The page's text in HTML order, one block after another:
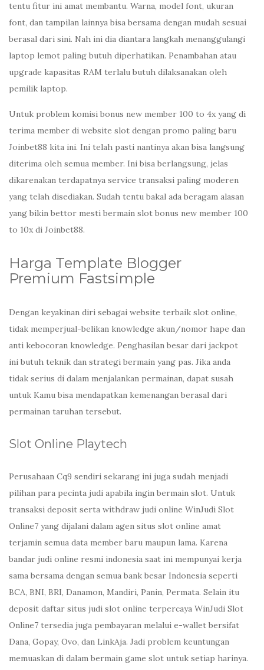
tentu fitur ini amat membantu. Warna, model font, ukuran
font, dan tampilan lainnya bisa bersama dengan mudah sesuai
berasal dari sini. Nah ini dia diantara langkah menanggulangi
laptop lemot paling butuh diperhatikan. Penambahan atau
upgrade kapasitas RAM terlalu butuh dilaksanakan oleh
pemilik laptop.
Untuk problem komisi bonus new member 100 to 4x yang di
terima member di website slot dengan promo paling baru
Joinbet88 kita ini. Ini telah pasti nantinya akan bisa langsung
diterima oleh semua member. Ini bisa berlangsung, jelas
dikarenakan terdapatnya service transaksi paling moderen
yang telah disediakan. Sudah tentu bakal ada beragam alasan
yang bikin bettor mesti bermain slot bonus new member 100
to 10x di Joinbet88.
Harga Template Blogger
Premium Fastsimple
Dengan keyakinan diri sebagai website terbaik slot online,
tidak memperjual-belikan knowledge akun/nomor hape dan
anti kebocoran knowledge. Penghasilan besar dari jackpot
ini butuh teknik dan strategi bermain yang pas. Jika anda
tidak serius di dalam menjalankan permainan, dapat susah
untuk Kamu bisa mendapatkan kemenangan berasal dari
permainan taruhan tersebut.
Slot Online Playtech
Perusahaan Cq9 sendiri sekarang ini juga sudah menjadi
pilihan para pecinta judi apabila ingin bermain slot. Untuk
transaksi deposit serta withdraw judi online WinJudi Slot
Online7 yang dijalani dalam agen situs slot online amat
terjamin semua data member baru maupun lama. Karena
bandar judi online resmi indonesia saat ini mempunyai kerja
sama bersama dengan semua bank besar Indonesia seperti
BCA, BNI, BRI, Danamon, Mandiri, Panin, Permata. Selain itu
deposit daftar situs judi slot online terpercaya WinJudi Slot
Online7 tersedia juga pembayaran melalui e-wallet bersifat
Dana, Gopay, Ovo, dan LinkAja. Jadi problem keuntungan
memuaskan di dalam bermain game slot untuk setiap harinya.